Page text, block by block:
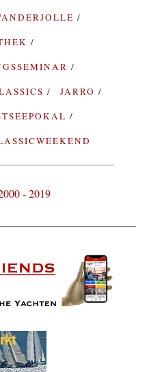
JARRO
- 2019